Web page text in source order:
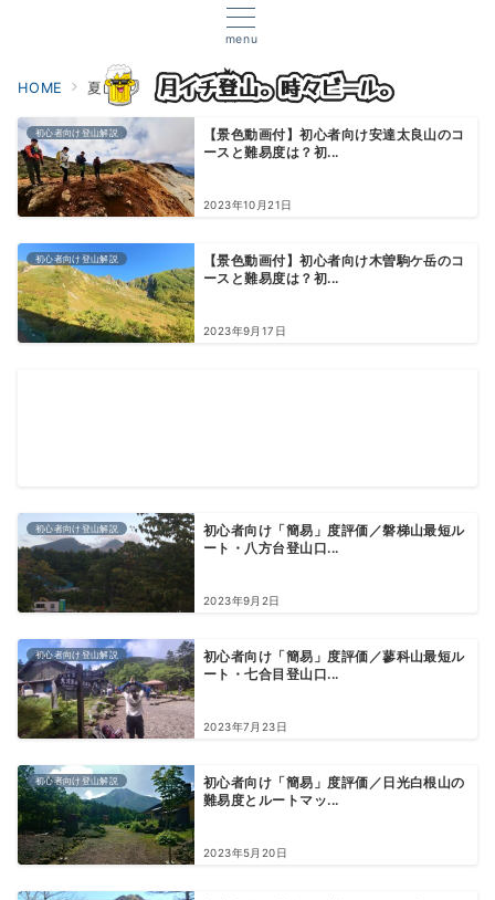
menu
HOME 夏山
初心者向け登山解説
【景色動画付】初心者向け安達太良山のコ
ースと難易度は？初...
2023年10月21日
初心者向け登山解説
【景色動画付】初心者向け木曽駒ケ岳のコ
ースと難易度は？初...
2023年9月17日
初心者向け登山解説
初心者向け「簡易」度評価／磐梯山最短ル
ート・八方台登山口...
2023年9月2日
初心者向け登山解説
初心者向け「簡易」度評価／蓼科山最短ル
ート・七合目登山口...
2023年7月23日
初心者向け登山解説
初心者向け「簡易」度評価／日光白根山の
難易度とルートマッ...
2023年5月20日